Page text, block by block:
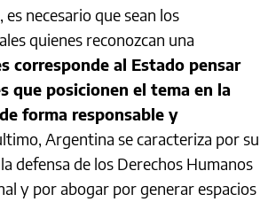
necesario que sean los
quienes reconozcan una
corresponde al Estado pensar
que posicionen el tema en la
forma responsable y
Argentina se caracteriza por su
defensa de los Derechos Humanos
y por abogar por generar espacios